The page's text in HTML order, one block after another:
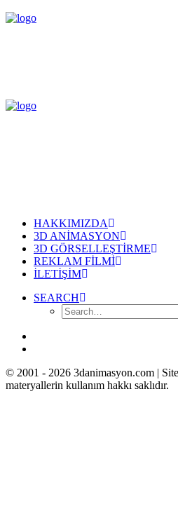
HAKKIMIZDA
3D ANIMASYON
3D GÖRSELLEŞTIRME
REKLAM FILMI
İLETIŞIM
SEARCH
© 2001 - 2026 3danimasyon.com |
materyallerin kullanım hakkı saklıdır.